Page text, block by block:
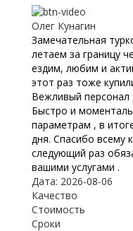
Олег Кунагин
Замечательная
летаем за границу
ездим, любим и
этот раз тоже
Вежливый персонал
Быстро и
параметрам , в
дня. Спасибо всему
следующий раз
вашими услугами .
Дата: 2026-08-06
Качество
Стоимость
Сроки